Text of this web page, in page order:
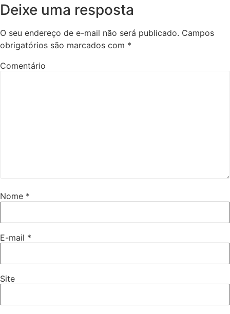
Deixe uma resposta
O seu endereço de e-mail não será publicado. Campos
obrigatórios são marcados com *
Comentário
Nome *
E-mail *
Site